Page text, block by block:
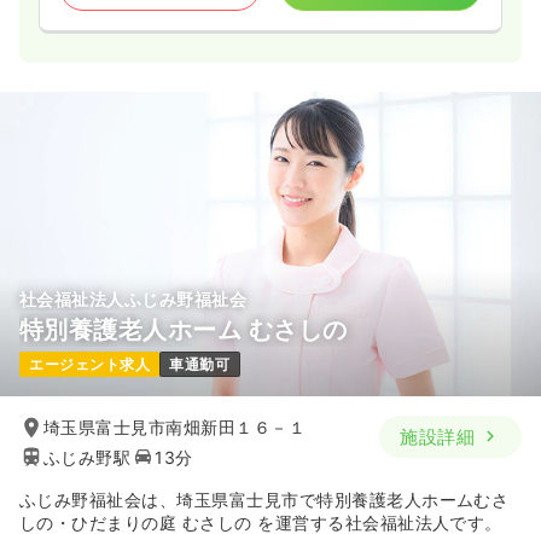
社会福祉法人ふじみ野福祉会
特別養護老人ホーム むさしの
エージェント求人 車通勤可
埼玉県富士見市南畑新田１６－１
ふじみ野駅
13分
施設詳細
ふじみ野福祉会は、埼玉県富士見市で特別養護老人ホームむさ
しの・ひだまりの庭 むさしの を運営する社会福祉法人です。